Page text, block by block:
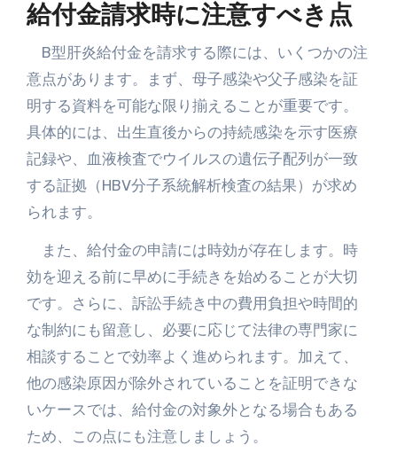
給付金請求時に注意すべき点
B型肝炎給付金を請求する際には、いくつかの注
意点があります。まず、母子感染や父子感染を証
明する資料を可能な限り揃えることが重要です。
具体的には、出生直後からの持続感染を示す医療
記録や、血液検査でウイルスの遺伝子配列が一致
する証拠（HBV分子系統解析検査の結果）が求め
られます。
また、給付金の申請には時効が存在します。時
効を迎える前に早めに手続きを始めることが大切
です。さらに、訴訟手続き中の費用負担や時間的
な制約にも留意し、必要に応じて法律の専門家に
相談することで効率よく進められます。加えて、
他の感染原因が除外されていることを証明できな
いケースでは、給付金の対象外となる場合もある
ため、この点にも注意しましょう。